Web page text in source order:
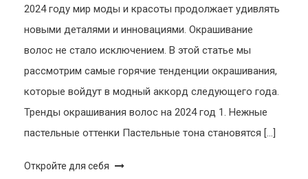
2024 году мир моды и красоты продолжает удивлять
новыми деталями и инновациями. Окрашивание
волос не стало исключением. В этой статье мы
рассмотрим самые горячие тенденции окрашивания,
которые войдут в модный аккорд следующего года.
Тренды окрашивания волос на 2024 год 1. Нежные
пастельные оттенки Пастельные тона становятся […]
Откройте для себя